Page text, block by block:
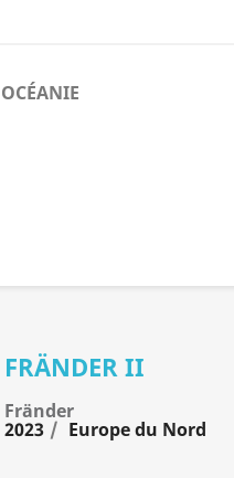
OCÉANIE
FRÄNDER II
Fränder
2023 Europe du Nord